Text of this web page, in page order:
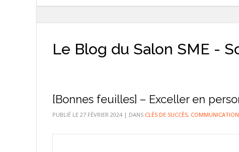
Le Blog du Salon SME -
[Bonnes feuilles] – Exceller en
PUBLIÉ LE 27 FÉVRIER 2024| DANS CLÉS DE SUCCÈS,